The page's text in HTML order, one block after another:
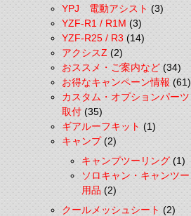
YPJ 電動アシスト(3)
YZF-R1 / R1M(3)
YZF-R25 / R3(14)
アクシスZ(2)
おススメ・ご案内など(34)
お得なキャンペーン情報(61)
カスタム・オプションパーツ
取付(35)
ギアルーフキット(1)
キャンプ(2)
キャンプツーリング(1)
ソロキャン・キャンツー
用品(2)
クールメッシュシート(2)